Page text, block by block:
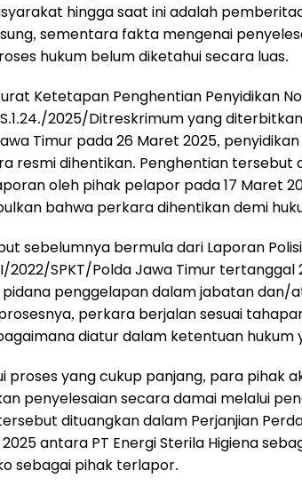
hingga saat ini adalah
sementara fakta mengenai
hukum belum diketahui secara luas.
Ketetapan Penghentian Penyidikan
2025/Ditreskrimum yang
Timur pada 26 Maret 2025,
resmi dihentikan. Penghentian tersebut
oleh pihak pelapor pada 17 Maret
bahwa perkara dihentikan demi
sebelumnya bermula dari Laporan
2022/SPKT/Polda Jawa Timur
penggelapan dalam jabatan dan/
perkara berjalan sesuai
diatur dalam ketentuan hukum
proses yang cukup panjang, para pihak
penyelesaian secara damai melalui
dituangkan dalam Perjanjian
antara PT Energi Sterila Higiena
sebagai pihak terlapor.